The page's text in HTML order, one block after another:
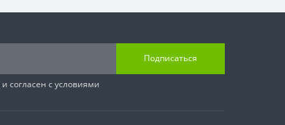
Подписаться
и согласен с условиями